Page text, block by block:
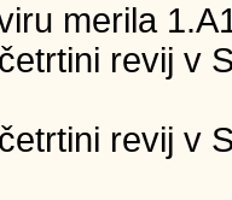
merila
revij v
revij v